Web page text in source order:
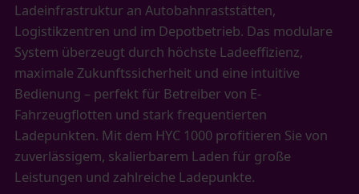
Ladeinfrastruktur an Autobahnraststätten,
Logistikzentren und im Depotbetrieb. Das modulare
System überzeugt durch höchste Ladeeffizienz,
maximale Zukunftssicherheit und eine intuitive
Bedienung – perfekt für Betreiber von E-
Fahrzeugflotten und stark frequentierten
Ladepunkten. Mit dem HYC 1000 profitieren Sie von
zuverlässigem, skalierbarem Laden für große
Leistungen und zahlreiche Ladepunkte.